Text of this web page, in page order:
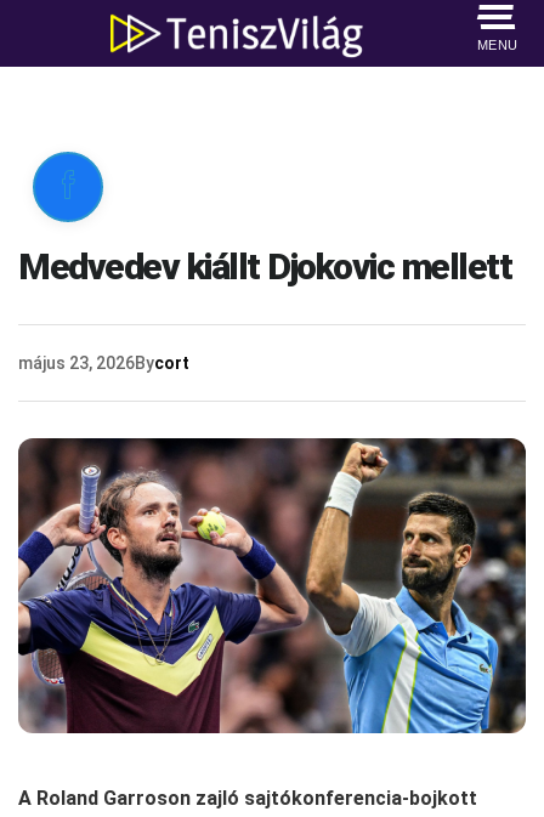
MENU

Medvedev kiállt Djokovic mellett
május 23, 2026Bycort
A Roland Garroson zajló sajtókonferencia-bojkott